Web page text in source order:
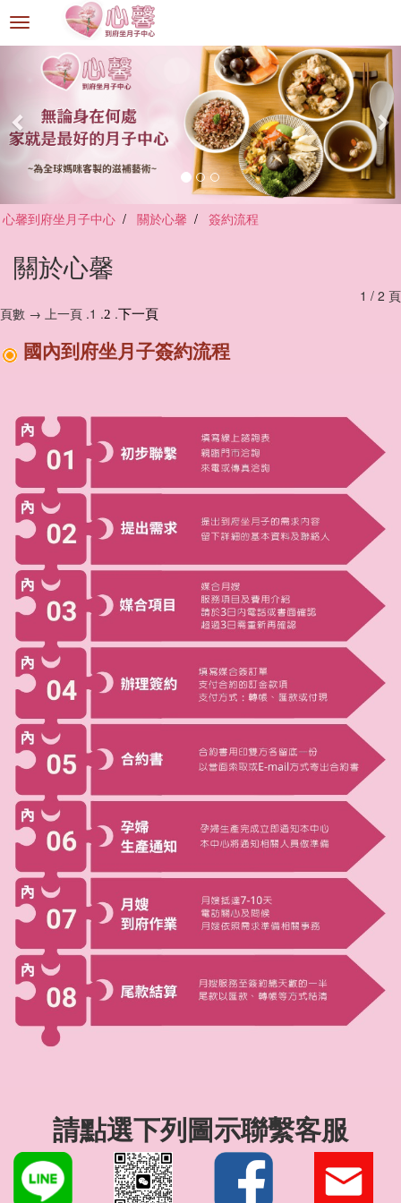
選
單
心馨到府坐月子中心 關於心馨 簽約流程
關於心馨
1 / 2 頁
頁數 → 上一頁 .1 .2 .下一頁
國內到府坐月子簽約流程
請點選下列圖示聯繫客服